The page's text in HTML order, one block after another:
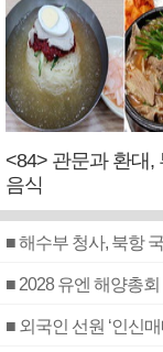
<84> 관문과 환대,
음식
■ 해수부 청사, 북항
■ 2028 유엔 해양총회
■ 외국인 선원 ‘인신